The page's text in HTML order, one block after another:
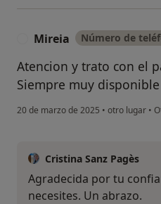
Mireia Número de
Atencion y trato con el
Siempre muy
20 de marzo de 2025 • otro lugar •
Cristina Sanz Pagès
Agradecida por tu
necesites. Un abrazo.